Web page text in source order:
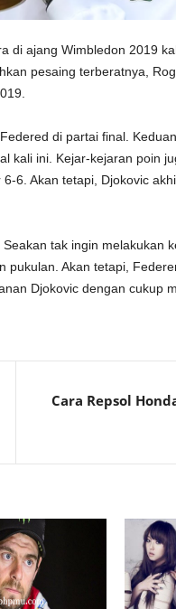
di ajang Wimbledon 2019
pesaing terberatnya,
di partai final.
kali ini. Kejar-kejaran poin
6. Akan tetapi, Djokovic
tak ingin melakukan
pukulan. Akan tetapi,
Djokovic dengan cukup
Cara Repsol